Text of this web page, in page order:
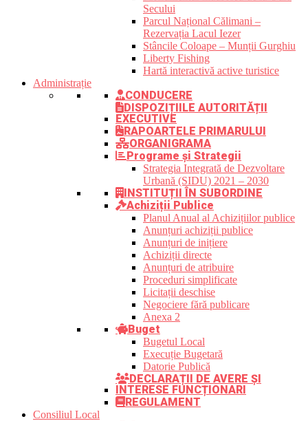
Secului
Parcul Național Călimani –
Rezervația Lacul Iezer
Stâncile Coloape – Munții Gurghiu
Liberty Fishing
Hartă interactivă active turistice
Administrație
CONDUCERE
DISPOZIȚIILE AUTORITĂȚII
EXECUTIVE
RAPOARTELE PRIMARULUI
ORGANIGRAMA
Programe și Strategii
Strategia Integrată de Dezvoltare
Urbană (SIDU) 2021 – 2030
INSTITUȚII ÎN SUBORDINE
Achiziții Publice
Planul Anual al Achizițiilor publice
Anunțuri achiziții publice
Anunțuri de inițiere
Achiziții directe
Anunțuri de atribuire
Proceduri simplificate
Licitații deschise
Negociere fără publicare
Anexa 2
Buget
Bugetul Local
Execuție Bugetară
Datorie Publică
DECLARAȚII DE AVERE ȘI
INTERESE FUNCȚIONARI
REGULAMENT
Consiliul Local